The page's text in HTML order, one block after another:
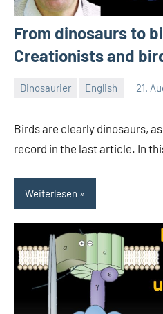
From dinosaurs to
Creationists and
Dinosaurier English 21.
Birds are clearly dinosaurs,
record in the last article. In
Weiterlesen